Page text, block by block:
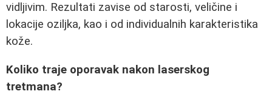
vidljivim. Rezultati zavise od starosti, veličine i
lokacije oziljka, kao i od individualnih karakteristika
kože.
Koliko traje oporavak nakon laserskog
tretmana?